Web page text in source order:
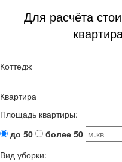
Для расчёта
Коттедж
Квартира
Площадь квартиры:
до 50
более 50
Вид уборки: